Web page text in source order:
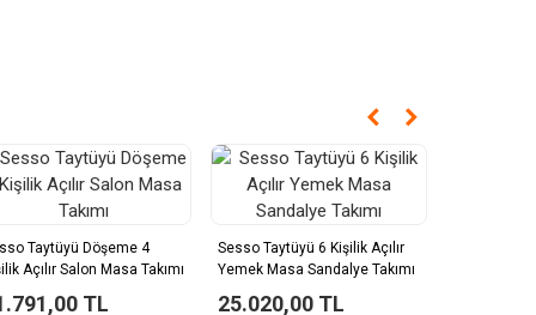
Taytüyü Döşeme 4
Açılır Salon Masa Takımı
TL
Sesso Taytüyü 6 Kişilik Açılır
Yemek Masa Sandalye Takımı
25.020,00 TL